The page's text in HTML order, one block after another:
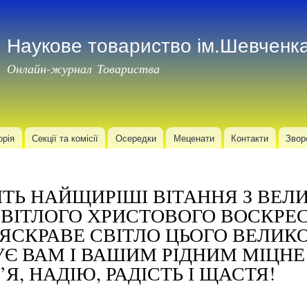
основного
матеріалу
Наукове товариство
Онлайн-журнал Товариства
Секції та комісії Осередки Меценати Контакти
НАЙЩИРІШІ ВІТАННЯ З
ХРИСТОВОГО
СВІТЛО ЦЬОГО
ВАМ І ВАШИМ РІДНИМ МІЦНЕ
НАДІЮ, РАДІСТЬ І ЩАСТЯ!